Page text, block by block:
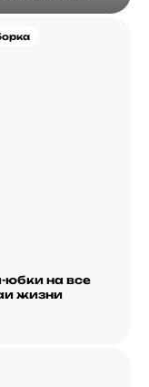
на все
жизни